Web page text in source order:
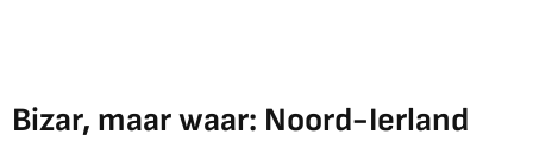
Bizar, maar waar: Noord-Ierland